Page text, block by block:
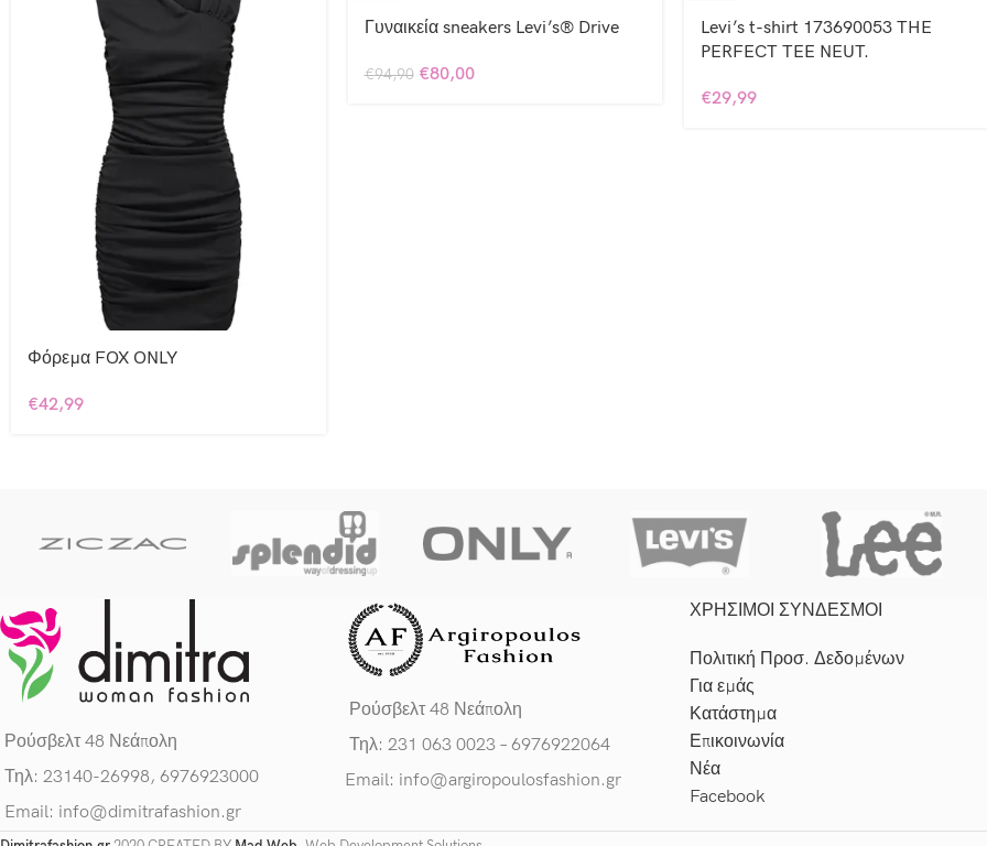
Φόρεμα FOX ONLY
€42,99
Γυναικεία sneakers Levi’s® Drive
€94,90 €80,00
Levi’s t-shirt 173690053 THE
PERFECT TEE NEUT.
€29,99
Ρούσβελτ 48 Νεάπολη
Τηλ: 23140-26998, 6976923000
Email: info@dimitrafashion.gr
Ρούσβελτ 48 Νεάπολη
Τηλ: 231 063 0023 – 6976922064
Email: info@argiropoulosfashion.gr
ΧΡΗΣΙΜΟΙ ΣΥΝΔΕΣΜΟΙ
Πολιτική Προσ. Δεδομένων
Για εμάς
Κατάστημα
Επικοινωνία
Νέα
Facebook